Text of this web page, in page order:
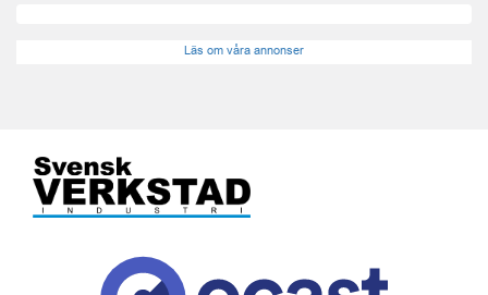
Läs om våra annonser